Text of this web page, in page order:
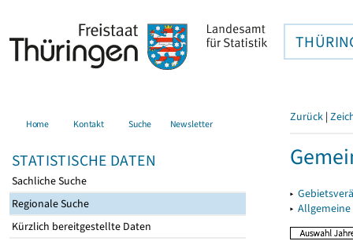
Home Kontakt Suche Newsletter
STATISTISCHE DATEN
Sachliche Suche
Regionale Suche
Kürzlich bereitgestellte Daten
Zurück |
▸
▸